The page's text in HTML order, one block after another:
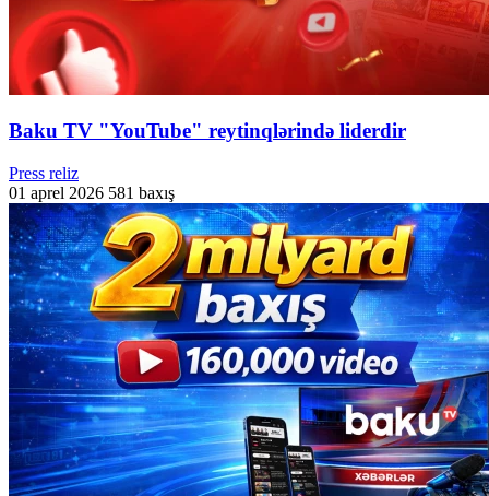
Baku TV "YouTube" reytinqlərində liderdir
Press reliz
01 aprel 2026 581 baxış